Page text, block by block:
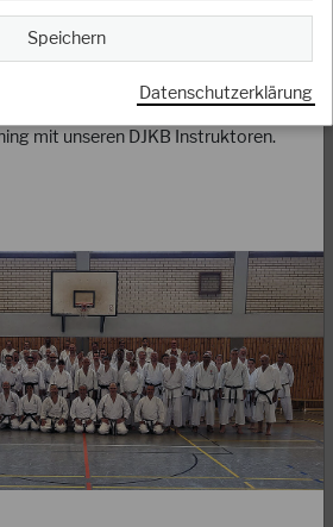
Speichern
Datenschutzerklärung
den 22.07.2023 feierte das
ein bemerkenswertes Ereignis –
Seit einem…
Danprüfungen zum 3. Dan statt.
Präsidiums ein herzlichen Dank an
Haack und seinem Team, allen
und Beteiligten für die
sowie Bundestrainer Thomas
mit unseren DJKB Instruktoren.